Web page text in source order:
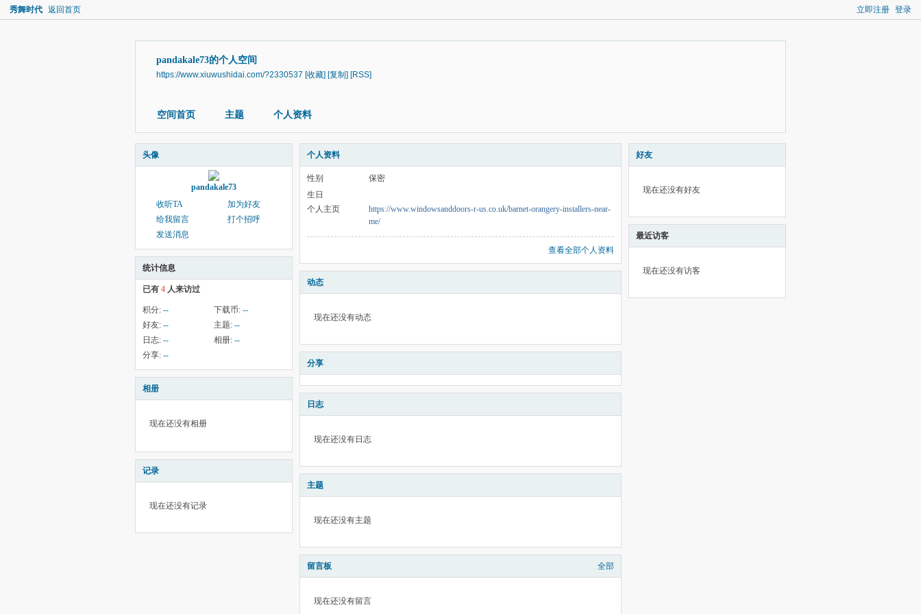
立即注册 登录
秀舞时代 返回首页
pandakale73的个人空间
https://www.xiuwushidai.com/?2330537 [收藏] [复制] [RSS]
空间首页 主题 个人资料
头像
pandakale73
收听TA
加为好友
给我留言
打个招呼
发送消息
统计信息
已有 4 人来访过
积分: -- 下载币: --
好友: -- 主题: --
日志: -- 相册: --
分享: --
相册
现在还没有相册
记录
现在还没有记录
个人资料
性别
保密
生日
个人主页
https://www.windowsanddoors-r-us.co.uk/barnet-orangery-installers-near-
me/
查看全部个人资料
动态
现在还没有动态
分享
日志
现在还没有日志
主题
现在还没有主题
留言板 全部
现在还没有留言
好友
现在还没有好友
最近访客
现在还没有访客